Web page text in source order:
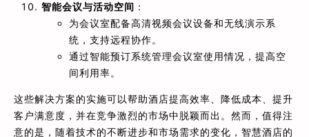
智能会议与活动空间 ：
为会议室配备高清视频会议设备和无线演示系
统，支持远程协作。
通过智能预订系统管理会议室使用情况，提高空
间利用率。
这些解决方案的实施可以帮助酒店提高效率、降低成本、提升
客户满意度，并在竞争激烈的市场中脱颖而出。然而，值得注
意的是，随着技术的不断进步和市场需求的变化，智慧酒店的